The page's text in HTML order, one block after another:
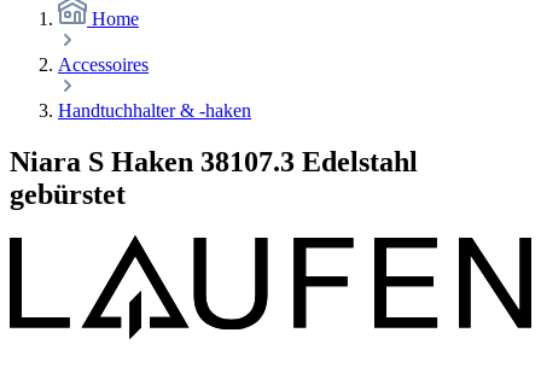
Home
Accessoires
Handtuchhalter & -haken
Niara S Haken 38107.3 Edelstahl
gebürstet